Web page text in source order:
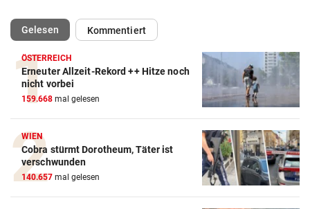
Gelesen(ausgewählt)Kommentiert
ÖSTERREICH
Erneuter Allzeit-Rekord ++ Hitze noch
nicht vorbei
159.668 mal gelesen
WIEN
Cobra stürmt Dorotheum, Täter ist
verschwunden
140.657 mal gelesen